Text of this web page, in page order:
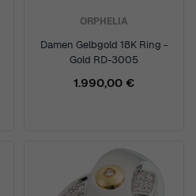
ORPHELIA
Damen Gelbgold 18K Ring -
Gold RD-3005
1.990,00 €